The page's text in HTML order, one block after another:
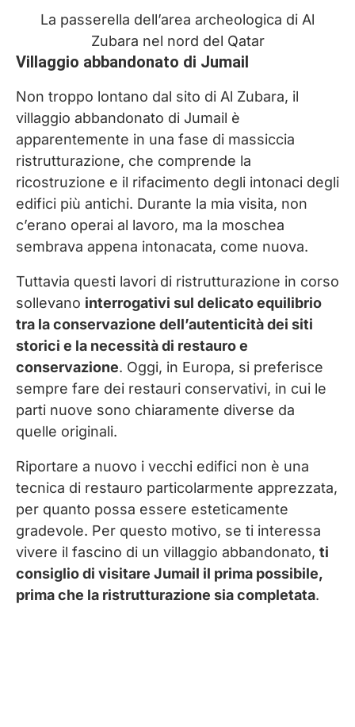
La passerella dell’area archeologica di Al
Zubara nel nord del Qatar
Villaggio abbandonato di Jumail
Non troppo lontano dal sito di Al Zubara, il
villaggio abbandonato di Jumail è
apparentemente in una fase di massiccia
ristrutturazione, che comprende la
ricostruzione e il rifacimento degli intonaci degli
edifici più antichi. Durante la mia visita, non
c’erano operai al lavoro, ma la moschea
sembrava appena intonacata, come nuova.
Tuttavia questi lavori di ristrutturazione in corso
sollevano interrogativi sul delicato equilibrio
tra la conservazione dell’autenticità dei siti
storici e la necessità di restauro e
conservazione. Oggi, in Europa, si preferisce
sempre fare dei restauri conservativi, in cui le
parti nuove sono chiaramente diverse da
quelle originali.
Riportare a nuovo i vecchi edifici non è una
tecnica di restauro particolarmente apprezzata,
per quanto possa essere esteticamente
gradevole. Per questo motivo, se ti interessa
vivere il fascino di un villaggio abbandonato, ti
consiglio di visitare Jumail il prima possibile,
prima che la ristrutturazione sia completata.